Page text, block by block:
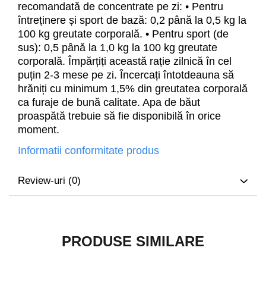
recomandată de concentrate pe zi: • Pentru
întreținere și sport de bază: 0,2 până la 0,5 kg la
100 kg greutate corporală. • Pentru sport (de
sus): 0,5 până la 1,0 kg la 100 kg greutate
corporală. Împărțiți această rație zilnică în cel
puțin 2-3 mese pe zi. Încercați întotdeauna să
hrăniți cu minimum 1,5% din greutatea corporală
ca furaje de bună calitate. Apa de băut
proaspătă trebuie să fie disponibilă în orice
moment.
Informatii conformitate produs
Review-uri (0)
PRODUSE SIMILARE